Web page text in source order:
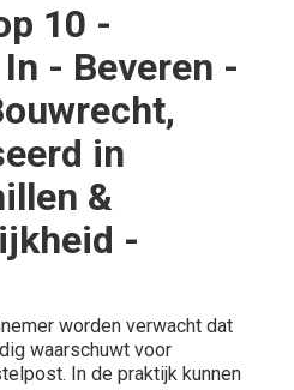
10 -
- Beveren -
in
&
-
worden verwacht dat
waarschuwt voor
In de praktijk kunnen